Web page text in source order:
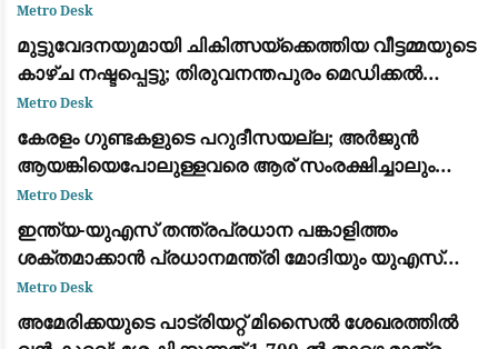
റിപ്പോർട്ട് നൽകും
Metro Desk
മുട്ടുവേദനയുമായി ചികിത്സയ്ക്കെത്തിയ വീട്ടമ്മയുടെ
കാഴ്ച നഷ്ടപ്പെട്ടു; തിരുവനന്തപുരം മെഡിക്കൽ
കോളെജ് ഡോക്റ്റർക്കെതിരേ പരാതി
Metro Desk
കേരളം ഗുണ്ടകളുടെ പറുദീസയല്ല; അർജുൻ
ആയങ്കിയെപോലുള്ളവരെ ആര് സംരക്ഷിച്ചാലും
കാര്യമില്ല: രമേശ് ചെന്നിത്തല
Metro Desk
ഇന്ത്യ-യുഎസ് തന്ത്രപ്രധാന പങ്കാളിത്തം
ശക്തമാക്കാൻ പ്രധാനമന്ത്രി മോദിയും യുഎസ്
വൈസ് പ്രസിഡന്റ് ജെ.ഡി. വാൻസും ചർച്ച നടത്തി
Metro Desk
അമേരിക്കയുടെ പാട്രിയറ്റ് മിസൈൽ ശേഖരത്തിൽ